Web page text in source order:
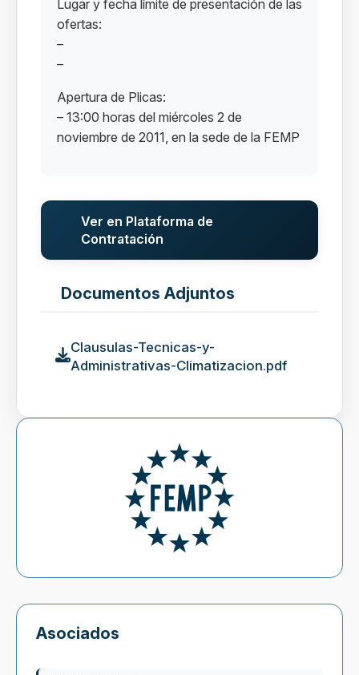
Lugar y fecha límite de presentación de las
ofertas:
–
–
Apertura de Plicas:
– 13:00 horas del miércoles 2 de
noviembre de 2011, en la sede de la FEMP
Ver en Plataforma de
Contratación
Documentos Adjuntos
Clausulas-Tecnicas-y-
Administrativas-Climatizacion.pdf
Asociados